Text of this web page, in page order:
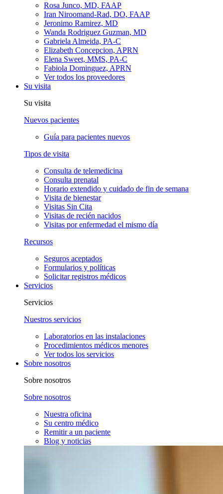
Rosa Junco, MD, FAAP
Iran Niroomand-Rad, DO, FAAP
Jeronimo Ramirez, MD
Wanda Rodriguez Guzman, MD
Gabriela Almeida, PA-C
Elizabeth Concepcion, APRN
Elena Sweet, MMS, PA-C
Fabiola Dominguez, APRN
Ver todos los proveedores
Su visita
Su visita
Nuevos pacientes
Guía para pacientes nuevos
Tipos de visita
Consulta de telemedicina
Consulta prenatal
Horario extendido y cuidado de fin de semana
Visita de bienestar
Visitas Sin Cita
Visitas de recién nacidos
Visitas por enfermedad el mismo día
Recursos
Seguros aceptados
Formularios y políticas
Solicitar registros médicos
Servicios
Servicios
Nuestros servicios
Laboratorios en las instalaciones
Procedimientos médicos menores
Ver todos los servicios
Sobre nosotros
Sobre nosotros
Sobre nosotros
Nuestra oficina
Su centro médico
Remitir a un paciente
Blog y noticias